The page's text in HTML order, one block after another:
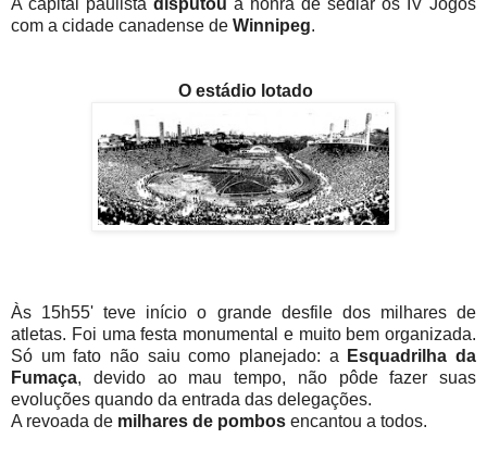
com a cidade canadense de Winnipeg.
O estádio lotado
Às 15h55' teve início o grande desfile dos milhares de
atletas. Foi uma festa monumental e muito bem organizada.
Só um fato não saiu como planejado: a
Esquadrilha da
Fumaça, devido ao mau tempo, não pôde fazer suas
evoluções quando da entrada das delegações.
A revoada de milhares de pombos encantou a todos.